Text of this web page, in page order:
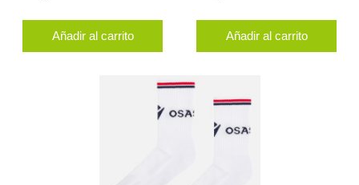
Añadir al carrito Añadir al carrito